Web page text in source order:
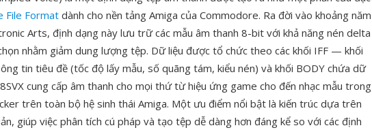
File Format dành cho nền tảng Amiga của Commodore. Ra đời vào khoảng năm
Arts, định dạng này lưu trữ các mẫu âm thanh 8-bit với khả năng nén delta
nhằm giảm dung lượng tệp. Dữ liệu được tổ chức theo các khối IFF — khối
tin tiêu đề (tốc độ lấy mẫu, số quãng tám, kiểu nén) và khối BODY chứa dữ
cung cấp âm thanh cho mọi thứ từ hiệu ứng game cho đến nhạc mẫu trong
trên toàn bộ hệ sinh thái Amiga. Một ưu điểm nổi bật là kiến trúc dựa trên
giúp việc phân tích cú pháp và tạo tệp dễ dàng hơn đáng kể so với các định